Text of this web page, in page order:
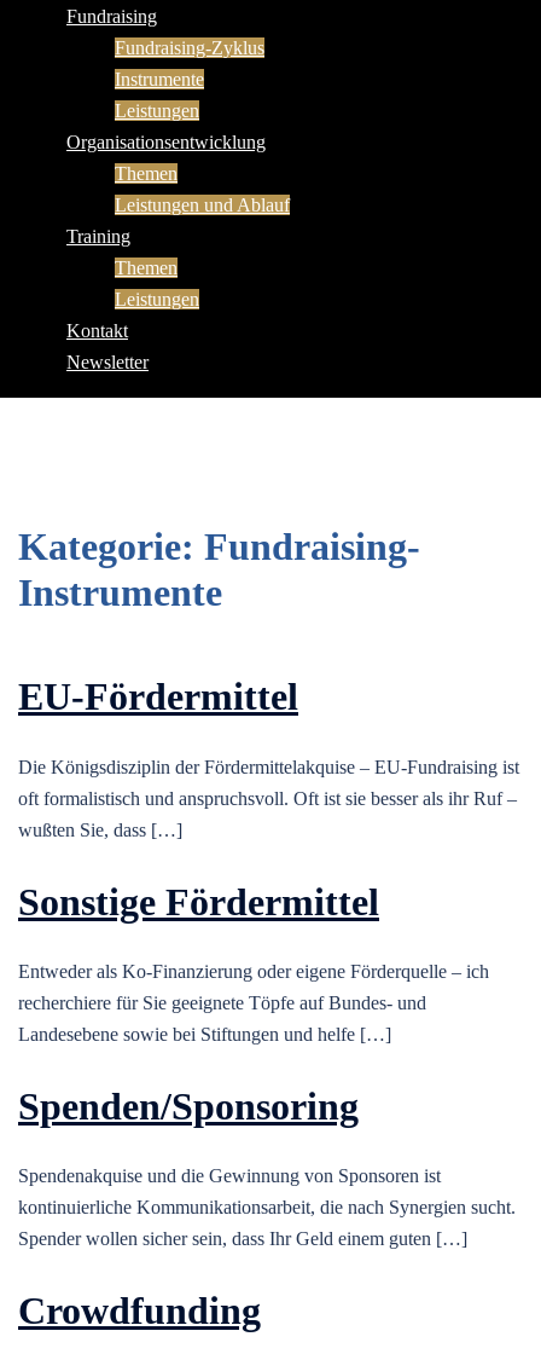
Fundraising
Fundraising-Zyklus
Instrumente
Leistungen
Organisationsentwicklung
Themen
Leistungen und Ablauf
Training
Themen
Leistungen
Kontakt
Newsletter
Kategorie: Fundraising-
Instrumente
EU-Fördermittel
Die Königsdisziplin der Fördermittelakquise – EU-Fundraising ist
oft formalistisch und anspruchsvoll. Oft ist sie besser als ihr Ruf –
wußten Sie, dass […]
Sonstige Fördermittel
Entweder als Ko-Finanzierung oder eigene Förderquelle – ich
recherchiere für Sie geeignete Töpfe auf Bundes- und
Landesebene sowie bei Stiftungen und helfe […]
Spenden/Sponsoring
Spendenakquise und die Gewinnung von Sponsoren ist
kontinuierliche Kommunikationsarbeit, die nach Synergien sucht.
Spender wollen sicher sein, dass Ihr Geld einem guten […]
Crowdfunding